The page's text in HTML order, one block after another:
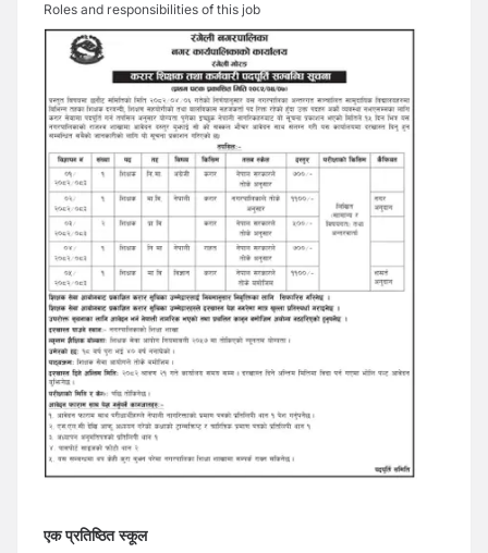
Roles and responsibilities of this job
एक प्रतिष्ठित स्कूल